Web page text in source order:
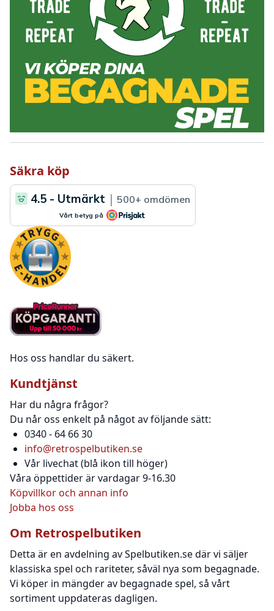
Säkra köp
Hos oss handlar du säkert.
Kundtjänst
Har du några frågor?
Du når oss enkelt på något av följande sätt:
0340 - 64 66 30
info@retrospelbutiken.se
Vår livechat (blå ikon till höger)
Våra öppettider är vardagar 9-16.30
Köpvillkor och annan info
Jobba hos oss
Om Retrospelbutiken
Detta är en avdelning av Spelbutiken.se där vi säljer
klassiska spel och rariteter, såväl nya som begagnade.
Vi köper in mängder av begagnade spel, så vårt
sortiment uppdateras dagligen.